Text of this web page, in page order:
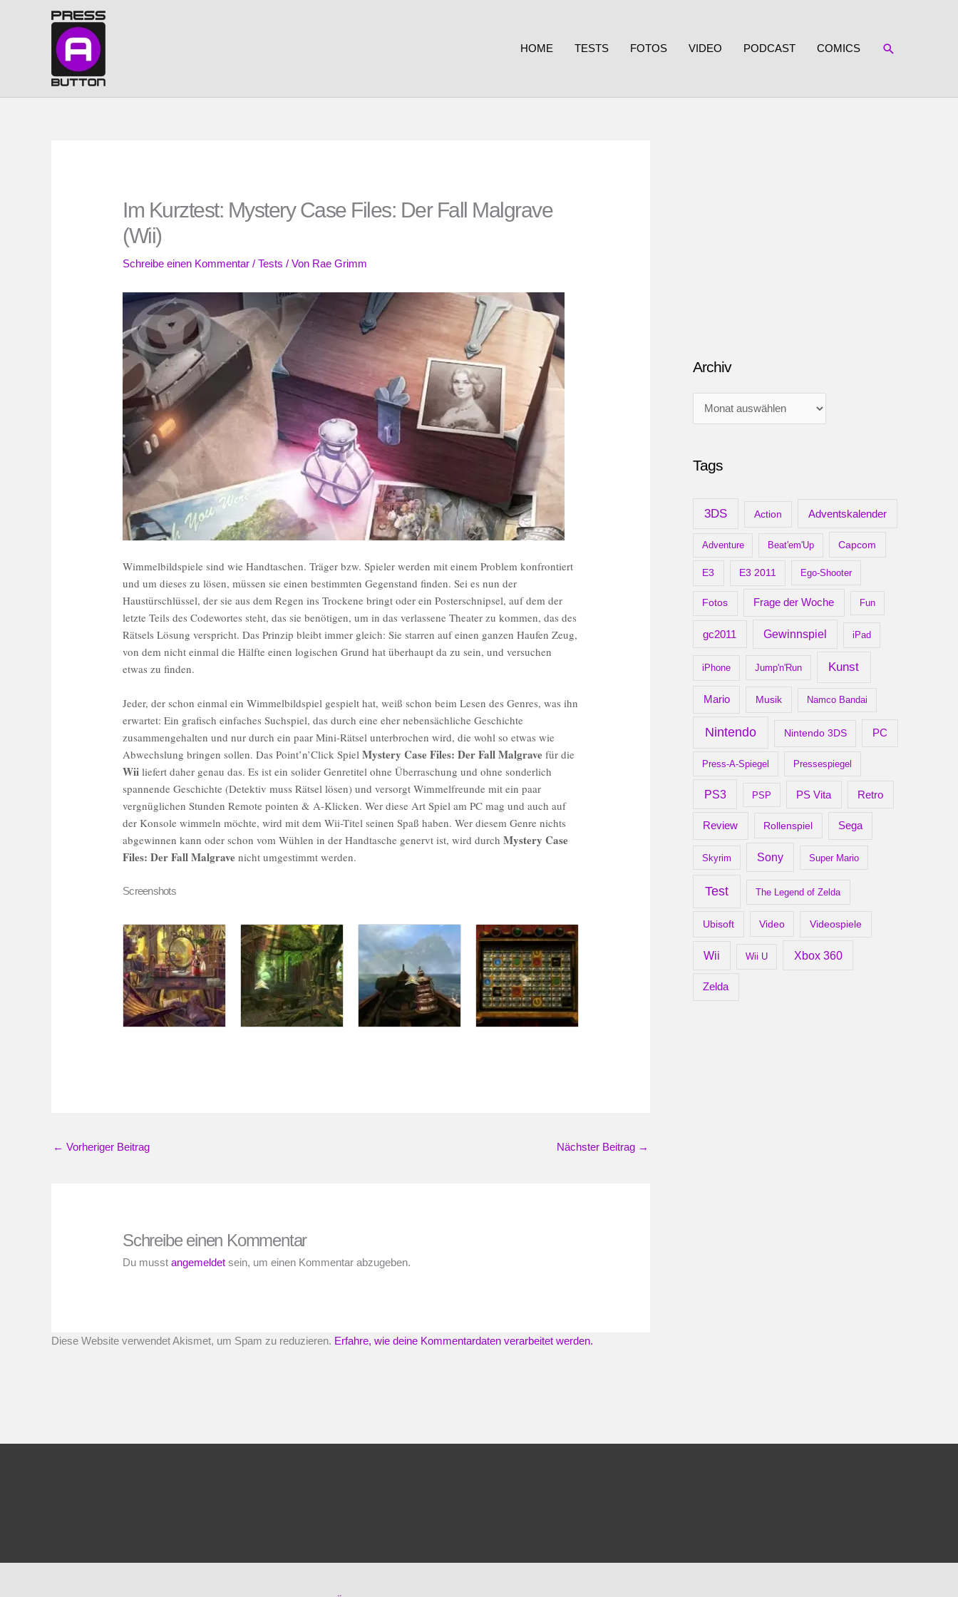
HOME TESTS FOTOS VIDEO PODCAST COMICS SUCHEN
Im Kurztest: Mystery Case Files: Der Fall Malgrave
(Wii)
Schreibe einen Kommentar /Tests / Von Rae Grimm
Wimmelbildspiele sind wie Handtaschen. Träger bzw. Spieler werden mit einem Problem konfrontiert
und um dieses zu lösen, müssen sie einen bestimmten Gegenstand finden. Sei es nun der
Haustürschlüssel, der sie aus dem Regen ins Trockene bringt oder ein Posterschnipsel, auf dem der
letzte Teils des Codewortes steht, das sie benötigen, um in das verlassene Theater zu kommen, das des
Rätsels Lösung verspricht. Das Prinzip bleibt immer gleich: Sie starren auf einen ganzen Haufen Zeug,
von dem nicht einmal die Hälfte einen logischen Grund hat überhaupt da zu sein, und versuchen
etwas zu finden.
Jeder, der schon einmal ein Wimmelbildspiel gespielt hat, weiß schon beim Lesen des Genres, was ihn
erwartet: Ein grafisch einfaches Suchspiel, das durch eine eher nebensächliche Geschichte
zusammengehalten und nur durch ein paar Mini-Rätsel unterbrochen wird, die wohl so etwas wie
Abwechslung bringen sollen. Das Point’n’Click SpielMystery Case Files: Der Fall Malgrave für die
Wii liefert daher genau das. Es ist ein solider Genretitel ohne Überraschung und ohne sonderlich
spannende Geschichte (Detektiv muss Rätsel lösen) und versorgt Wimmelfreunde mit ein paar
vergnüglichen Stunden Remote pointen & A-Klicken. Wer diese Art Spiel am PC mag und auch auf
der Konsole wimmeln möchte, wird mit dem Wii-Titel seinen Spaß haben. Wer diesem Genre nichts
abgewinnen kann oder schon vom Wühlen in der Handtasche genervt ist, wird durchMystery Case
Files: Der Fall Malgrave nicht umgestimmt werden.
Screenshots
← Vorheriger Beitrag Nächster Beitrag →
Schreibe einen Kommentar
Du musstangemeldet sein, um einen Kommentar abzugeben.
Diese Website verwendet Akismet, um Spam zu reduzieren. Erfahre, wie deine Kommentardaten verarbeitet werden.
Archiv
r
Tags
3DS Action Adventskalender
Adventure Beat'em'Up Capcom
E3 E3 2011 Ego-Shooter
Fotos Frage der Woche Fun
gc2011 Gewinnspiel iPad
iPhone Jump'n'Run Kunst
Mario Musik Namco Bandai
Nintendo Nintendo 3DS PC
Press-A-Spiegel Pressespiegel
PS3 PSP PS Vita Retro
Review Rollenspiel Sega
Skyrim Sony Super Mario
Test The Legend of Zelda
Ubisoft Video Videospiele
Wii Wii U Xbox 360
Zelda